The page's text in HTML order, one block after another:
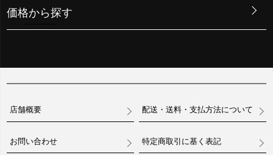
価格から探す
店舗概要 配送・送料・支払方法について
お問い合わせ 特定商取引に基く表記